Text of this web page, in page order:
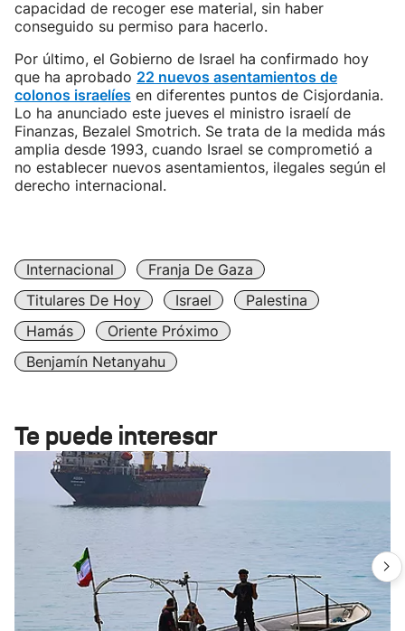
capacidad de recoger ese material, sin haber
conseguido su permiso para hacerlo.
Por último, el Gobierno de Israel ha confirmado hoy
que ha aprobado 22 nuevos asentamientos de
colonos israelíes en diferentes puntos de Cisjordania.
Lo ha anunciado este jueves el ministro israelí de
Finanzas, Bezalel Smotrich. Se trata de la medida más
amplia desde 1993, cuando Israel se comprometió a
no establecer nuevos asentamientos, ilegales según el
derecho internacional.
Internacional
Franja De Gaza
Titulares De Hoy
Israel
Palestina
Hamás
Oriente Próximo
Benjamín Netanyahu
Te puede interesar